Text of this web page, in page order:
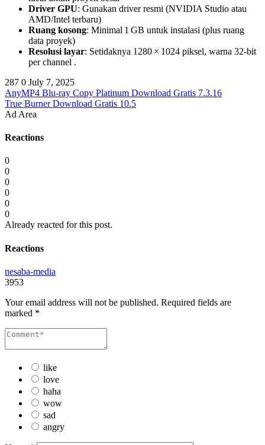
Driver GPU: Gunakan driver resmi (NVIDIA Studio atau
AMD/Intel terbaru)
Ruang kosong: Minimal 1 GB untuk instalasi (plus ruang
data proyek)
Resolusi layar: Setidaknya 1280 × 1024 piksel, warna 32‑bit
per channel .
287 0 July 7, 2025
AnyMP4 Blu-ray Copy Platinum Download Gratis 7.3.16
True Burner Download Gratis 10.5
Ad Area
Reactions
0
0
0
0
0
0
Already reacted for this post.
Reactions
nesaba-media
3953
Your email address will not be published. Required fields are
marked *
like
love
haha
wow
sad
angry